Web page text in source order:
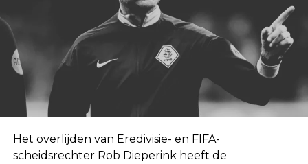
Het overlijden van Eredivisie- en FIFA-
scheidsrechter Rob Dieperink heeft de